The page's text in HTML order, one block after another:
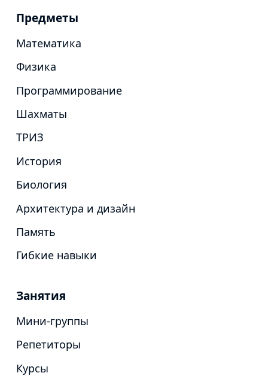
Предметы
Математика
Физика
Программирование
Шахматы
ТРИЗ
История
Биология
Архитектура и дизайн
Память
Гибкие навыки
Занятия
Мини-группы
Репетиторы
Курсы